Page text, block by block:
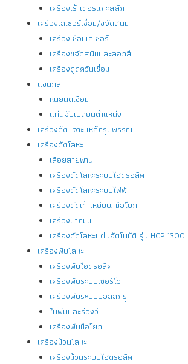
เครื่องเร้าเตอร์แกะสลัก
เครื่องเลเซอร์เชื่อม/ขจัดสนิม
เครื่องเชื่อมเลเซอร์
เครื่องขจัดสนิมและลอกสี
เครื่องดูดควันเชื่อม
แขนกล
หุ่นยนต์เชื่อม
แท่นจับเปลี่ยนตำแหน่ง
เครื่องตัด เจาะ เหล็กรูปพรรณ
เครื่องตัดโลหะ
เลื่อยสายพาน
เครื่องตัดโลหะระบบไฮดรอลิค
เครื่องตัดโลหะระบบไฟฟ้า
เครื่องตัดเท้าเหยียบ, มือโยก
เครื่องบากมุม
เครื่องตัดโลหะแผ่นอัตโนมัติ รุ่น HCP 1300
เครื่องพับโลหะ
เครื่องพับไฮดรอลิค
เครื่องพับระบบเซอร์โว
เครื่องพับระบบบอลสกรู
ใบพับและร่องวี
เครื่องพับมือโยก
เครื่องม้วนโลหะ
เครื่องม้วนระบบไฮดรอลิค